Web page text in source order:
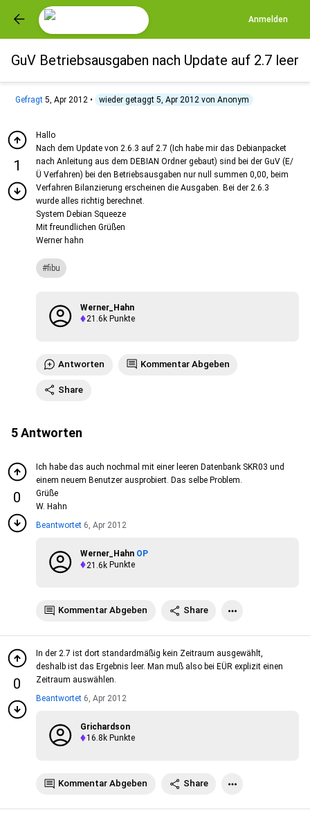
Anmelden
GuV Betriebsausgaben nach Update auf 2.7 leer
Gefragt 5, Apr 2012 • wieder getaggt 5, Apr 2012 vonAnonym
1
Hallo
Nach dem Update von 2.6.3 auf 2.7 (Ich habe mir das Debianpacket
nach Anleitung aus dem DEBIAN Ordner gebaut) sind bei der GuV (E/
Ü Verfahren) bei den Betriebsausgaben nur null summen 0,00, beim
Verfahren Bilanzierung erscheinen die Ausgaben. Bei der 2.6.3
wurde alles richtig berechnet.
System Debian Squeeze
Mit freundlichen Grüßen
Werner hahn
fibu
Werner_Hahn
21.6k Punkte
Antworten Kommentar Abgeben
Share
5Antworten
0
Ich habe das auch nochmal mit einer leeren Datenbank SKR03 und
einem neuem Benutzer ausprobiert. Das selbe Problem.
Grüße
W. Hahn
Beantwortet 6, Apr 2012
Werner_Hahn OP
21.6k Punkte
Kommentar Abgeben Share
0
In der 2.7 ist dort standardmäßig kein Zeitraum ausgewählt,
deshalb ist das Ergebnis leer. Man muß also bei EÜR explizit einen
Zeitraum auswählen.
Beantwortet 6, Apr 2012
Grichardson
16.8k Punkte
Kommentar Abgeben Share